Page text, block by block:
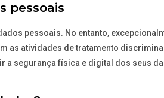
pessoais
pessoais. No entanto,
as atividades de tratamento
segurança física e digital dos seus